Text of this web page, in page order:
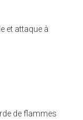
et attaque à
de flammes